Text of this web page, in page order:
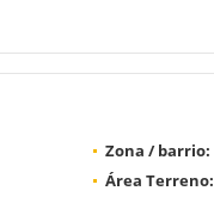
Zona / barrio:
Área Terreno: